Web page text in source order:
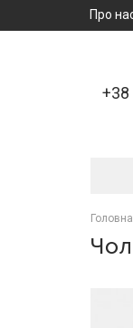
Про
+38
Головна